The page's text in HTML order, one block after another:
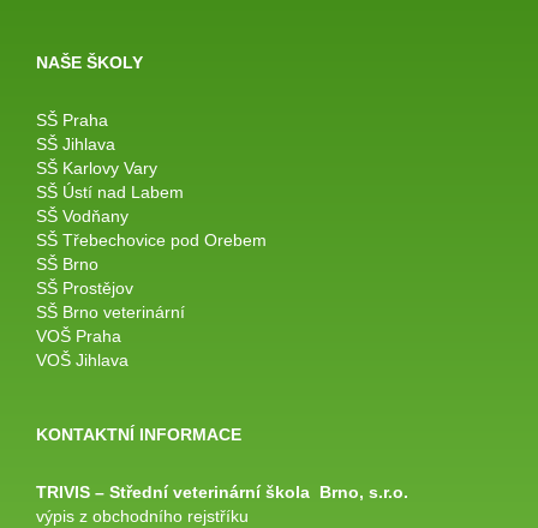
NAŠE ŠKOLY
SŠ Praha
SŠ Jihlava
SŠ Karlovy Vary
SŠ Ústí nad Labem
SŠ Vodňany
SŠ Třebechovice pod Orebem
SŠ Brno
SŠ Prostějov
SŠ Brno veterinární
VOŠ Praha
VOŠ Jihlava
KONTAKTNÍ INFORMACE
TRIVIS – Střední veterinárníškola Brno, s.r.o.
výpis z obchodního rejstříku